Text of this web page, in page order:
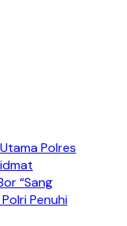
Polres
“Sang
Penuhi